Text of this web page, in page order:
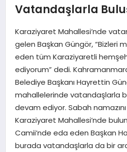
EKONOMI
SAĞLIK
GENEL
SPOR
İLÇE HABERLERI
DÜNYA
Vatandaşlarla
Karaziyaret Mahallesi’nde
gelen Başkan Güngör, “Bizleri
eden tüm Karaziyaretli
ediyorum” dedi.
Belediye Başkanı Hayrettin
mahallelerinde vatandaşlarla
devam ediyor. Sabah
Karaziyaret Mahallesi’nde
Camii’nde eda eden Başkan
burada vatandaşlarla da bir